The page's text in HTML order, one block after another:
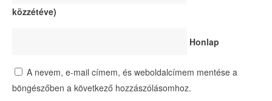
közzétéve)
Honlap
A nevem, e-mail címem, és weboldalcímem mentése a
böngészőben a következő hozzászólásomhoz.